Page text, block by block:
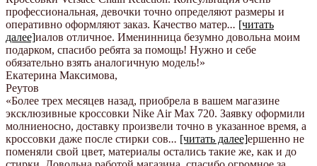
профессиональная, девочки точно определяют размеры и
оперативно оформляют заказ. Качество матер... [читать
далее]иалов отличное. Именинница безумно довольна моим
подарком, спасибо ребята за помощь! Нужно и себе
обязательно взять аналогичную модель!»
Екатерина Максимова,
Реутов
«Более трех месяцев назад, приобрела в вашем магазине
эксклюзивные кроссовки Nike Air Max 720. Заявку оформили
молниеносно, доставку произвели точно в указанное время, а
кроссовки даже после стирки сов... [читать далее]ершенно не
поменяли свой цвет, материалы остались такие же, как и до